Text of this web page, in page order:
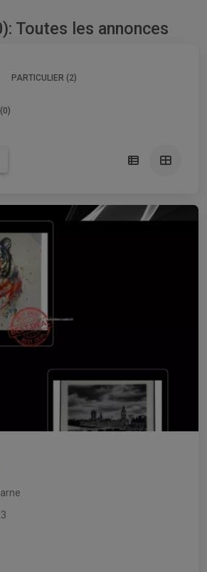
Toutes les annonces
PARTICULIER (2)